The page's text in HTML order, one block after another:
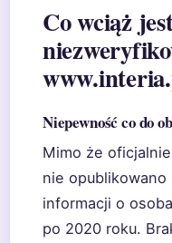
Co wciąż
Niepewność co do
Mimo że
nie opublikowano
informacji o
po 2020 roku.